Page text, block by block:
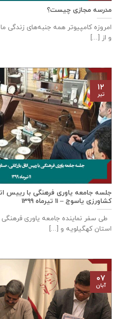
مدرسه مجازی چیست؟
امروزه کامپیوتر همه جنبه‌های زندگی
و از [...]
جلسه جامعه یاوری فرهنگی با رييس
كشاورزی ياسوج – ۱۱ تیرماه ۱۳۹۹
طی سفر نماینده جامعه یاوری
استان کهگیلویه و [...]
۱۲
تیر
۰۷
آبان